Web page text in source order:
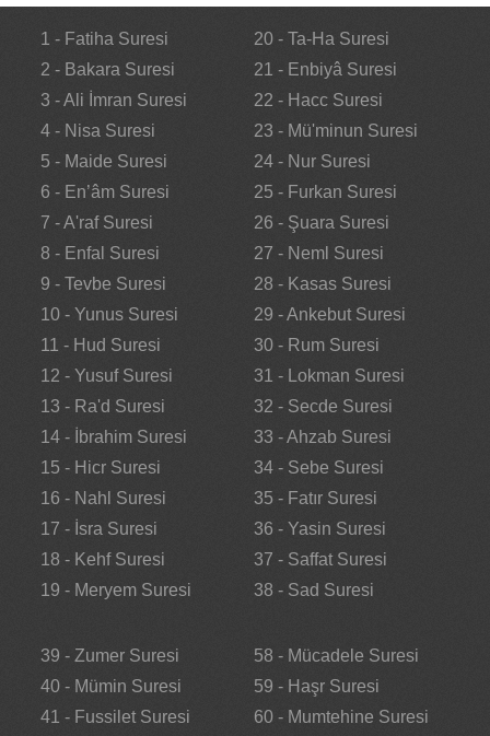
1 - Fatiha Suresi
2 - Bakara Suresi
3 - Ali İmran Suresi
4 - Nisa Suresi
5 - Maide Suresi
6 - En’âm Suresi
7 - A'raf Suresi
8 - Enfal Suresi
9 - Tevbe Suresi
10 - Yunus Suresi
11 - Hud Suresi
12 - Yusuf Suresi
13 - Ra'd Suresi
14 - İbrahim Suresi
15 - Hicr Suresi
16 - Nahl Suresi
17 - İsra Suresi
18 - Kehf Suresi
19 - Meryem Suresi
20 - Ta-Ha Suresi
21 - Enbiyâ Suresi
22 - Hacc Suresi
23 - Mü'minun Suresi
24 - Nur Suresi
25 - Furkan Suresi
26 - Şuara Suresi
27 - Neml Suresi
28 - Kasas Suresi
29 - Ankebut Suresi
30 - Rum Suresi
31 - Lokman Suresi
32 - Secde Suresi
33 - Ahzab Suresi
34 - Sebe Suresi
35 - Fatır Suresi
36 - Yasin Suresi
37 - Saffat Suresi
38 - Sad Suresi
39 - Zumer Suresi
40 - Mümin Suresi
41 - Fussilet Suresi
58 - Mücadele Suresi
59 - Haşr Suresi
60 - Mumtehine Suresi